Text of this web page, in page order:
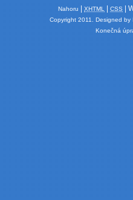
Nahoru XHTML CSS |
Copyright 2011.Designed by
Konečná